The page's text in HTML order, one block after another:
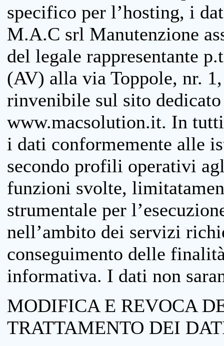
specifico per l’hosting, i
M.A.C srl Manutenzione
del legale rappresentante
(AV) alla via Toppole, nr.
rinvenibile sul sito
www.macsolution.it. In
i dati conformemente alle
secondo profili operativi
funzioni svolte,
strumentale per
nell’ambito dei servizi
conseguimento delle
informativa. I dati non
MODIFICA E REVOCA
TRATTAMENTO DEI